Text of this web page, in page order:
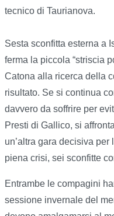
tecnico di Taurianova.
Sesta sconfitta esterna a
ferma la piccola “striscia
Catona alla ricerca della
risultato. Se si continua
davvero da soffrire per
Presti di Gallico, si
un’altra gara decisiva
piena crisi, sei sconfitte
Entrambe le compagini
sessione invernale del